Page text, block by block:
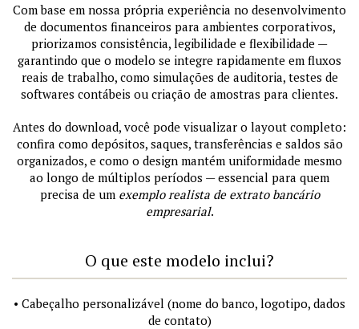
Com base em nossa própria experiência no desenvolvimento
de documentos financeiros para ambientes corporativos,
priorizamos consistência, legibilidade e flexibilidade —
garantindo que o modelo se integre rapidamente em fluxos
reais de trabalho, como simulações de auditoria, testes de
softwares contábeis ou criação de amostras para clientes.
Antes do download, você pode visualizar o layout completo:
confira como depósitos, saques, transferências e saldos são
organizados, e como o design mantém uniformidade mesmo
ao longo de múltiplos períodos — essencial para quem
precisa de um exemplo realista de extrato bancário
empresarial.
O que este modelo inclui?
• Cabeçalho personalizável (nome do banco, logotipo, dados
de contato)